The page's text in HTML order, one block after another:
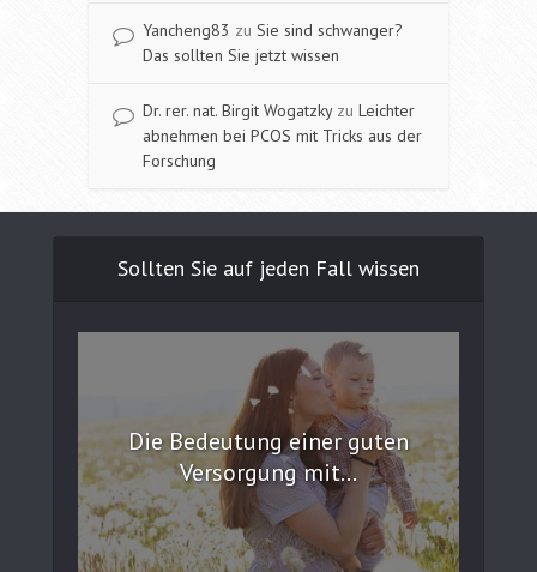
Yancheng83 zu Sie sind schwanger?
Das sollten Sie jetzt wissen
Dr. rer. nat. Birgit Wogatzkyzu Leichter
abnehmen bei PCOS mit Tricks aus der
Forschung
Sollten Sie auf jeden Fall wissen
Die Bedeutung einer guten
Versorgung mit...